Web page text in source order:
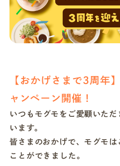
今すぐお得
【おかげさまで3周年
ャンペーン開催！
いつもモグモをご愛顧いた
います。
皆さまのおかげで、モグモ
ことができました。